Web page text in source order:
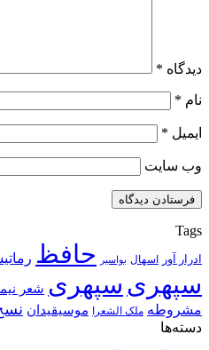
دیدگاه *
نام *
ایمیل *
وب‌ سایت
Tags
ادرار آور اسهال بواسیر حافظ
سپهری سپهری شعر
مشروطه ملک الشعرا موسیقیدان
دسته‌ها